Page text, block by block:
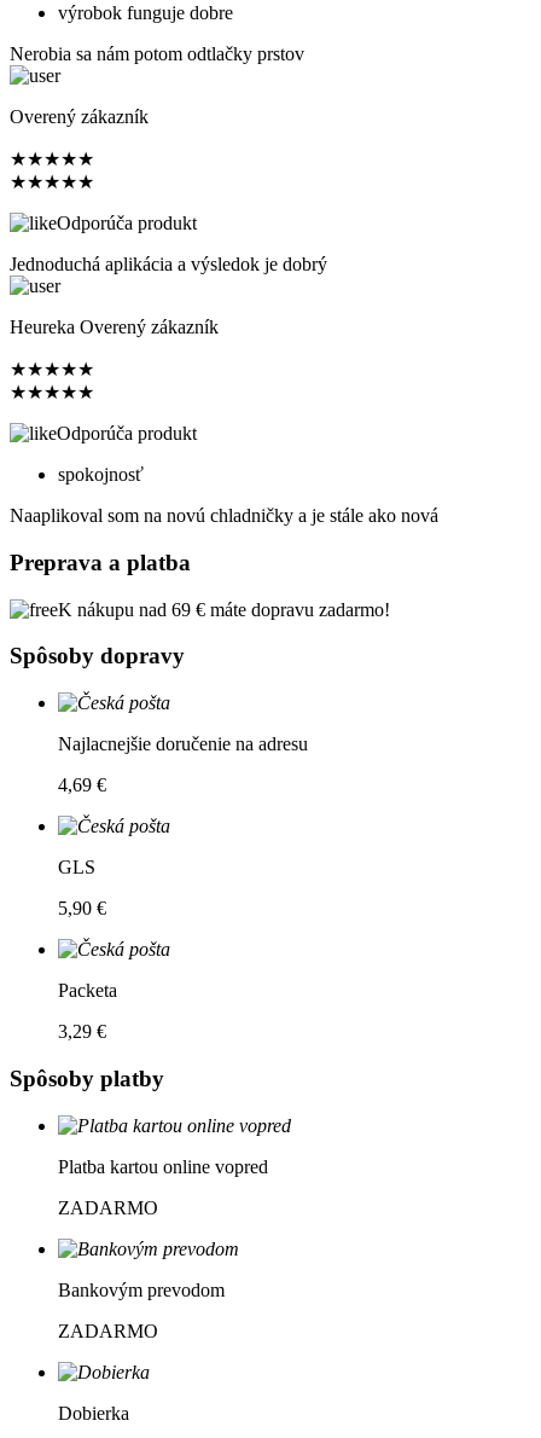
výrobok funguje dobre
Nerobia sa nám potom odtlačky prstov
Overený zákazník
★★★★★
★★★★★
Odporúča produkt
Jednoduchá aplikácia a výsledok je dobrý
Heureka Overený zákazník
★★★★★
★★★★★
Odporúča produkt
spokojnosť
Naaplikoval som na novú chladničky a je stále ako nová
Preprava a platba
K nákupu nad 69 € máte dopravu zadarmo!
Spôsoby dopravy
Najlacnejšie doručenie na adresu
4,69 €
GLS
5,90 €
Packeta
3,29 €
Spôsoby platby
Platba kartou online vopred
ZADARMO
Bankovým prevodom
ZADARMO
Dobierka